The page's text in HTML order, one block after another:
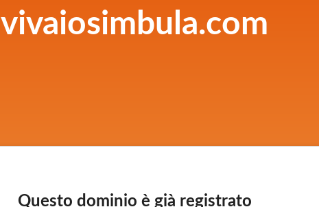
vivaiosimbula.com
Questo dominio è già registrato